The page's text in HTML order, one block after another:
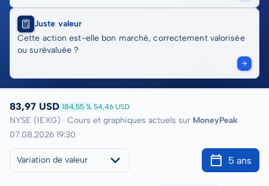
Juste valeur
Cette action est-elle bon marché, correctement valorisée
ou surévaluée ?
83,97 USD 184,55 % 54,46 USD
NYSE (IEXG) · Cours et graphiques actuels sur MoneyPeak
07.08.2026 19:30
Variation de valeur 5 ans